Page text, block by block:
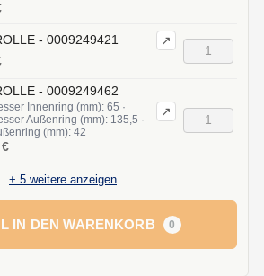
- 0009249421 ↗
- 0009249462
Innenring (mm): 65 ·
Außenring (mm): 135,5 ·
(mm): 42
↗
+ 5 weitere anzeigen
IN DEN WARENKORB 0